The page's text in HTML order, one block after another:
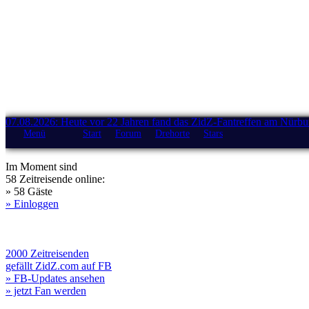
07.08.2026: Heute vor 22 Jahren fand das ZidZ-Fantreffen am
Menü Start Forum Drehorte Stars
Im Moment sind
58 Zeitreisende online:
» 58 Gäste
» Einloggen
2000 Zeitreisenden
gefällt ZidZ.com auf FB
» FB-Updates ansehen
» jetzt Fan werden